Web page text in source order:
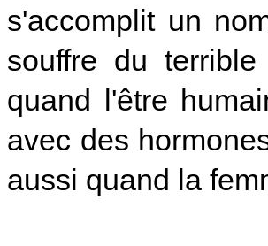
s'accomplit un
souffre du
quand l'être
avec des
aussi quand la